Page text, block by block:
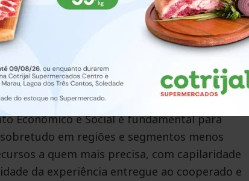
em cerca de 420 municípios onde nenhuma
mais de R$ 6,6 bilhões em negócios e
no BNDES em 2025. A parceria entre as
entre micro e pequenos negócios,
do país.
Econômico e Social é fundamental para
em regiões e segmentos menos
a quem mais precisa, com capilaridade
da experiência entregue ao cooperado e